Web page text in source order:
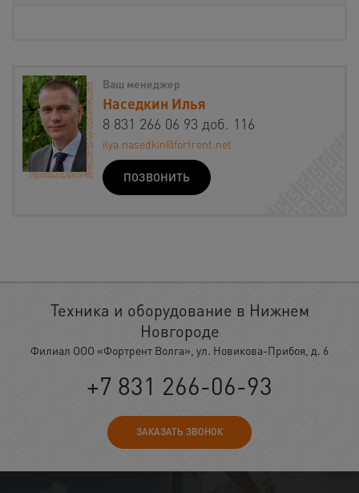
Ваш менеджер
Наседкин Илья
8 831 266 06 93 доб. 116
ilya.nasedkin@fortrent.net
ПОЗВОНИТЬ
Техника и оборудование в Нижнем
Новгороде
Филиал ООО «Фортрент Волга», ул. Новикова-Прибоя, д. 6
+7 831 266-06-93
ЗАКАЗАТЬ ЗВОНОК